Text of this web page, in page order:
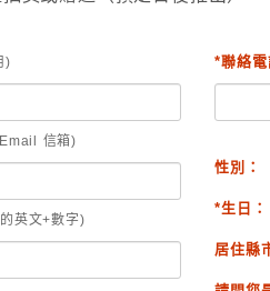
)
信箱)
英文+數字)
*聯絡電
性別：
*生日：
居住縣